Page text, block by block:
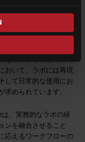
供にとどまりません。
おいて、ラボには再現
して日常的な使用にお
められています。
は、実務的なラボの経
ンを融合させること
応えるワークフローの